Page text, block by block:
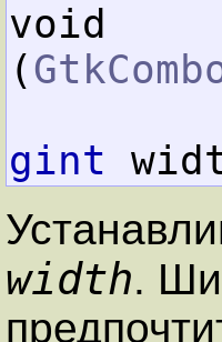
void
(
gint
width.